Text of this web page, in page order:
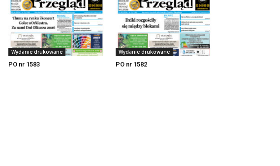
Wydanie drukowane
PO nr 1583
Wydanie drukowane
PO nr 1582